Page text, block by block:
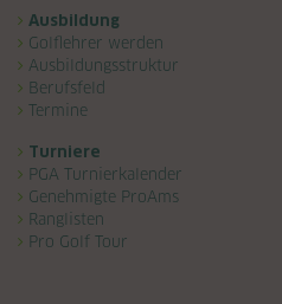
Navigation überspringen
Ausbildung
Golflehrer werden
Ausbildungsstruktur
Berufsfeld
Termine
Turniere
PGA Turnierkalender
Genehmigte ProAms
Ranglisten
Pro Golf Tour